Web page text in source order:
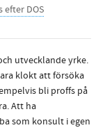
efter DOS
utvecklande yrke.
klokt att försöka
bli proffs på
Att ha
som konsult i egen